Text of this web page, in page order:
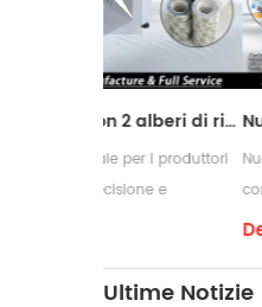
Macchina da taglio con 2 alberi di riavvolgimento
Nuovo design del
con guida web
Ultime Notizie